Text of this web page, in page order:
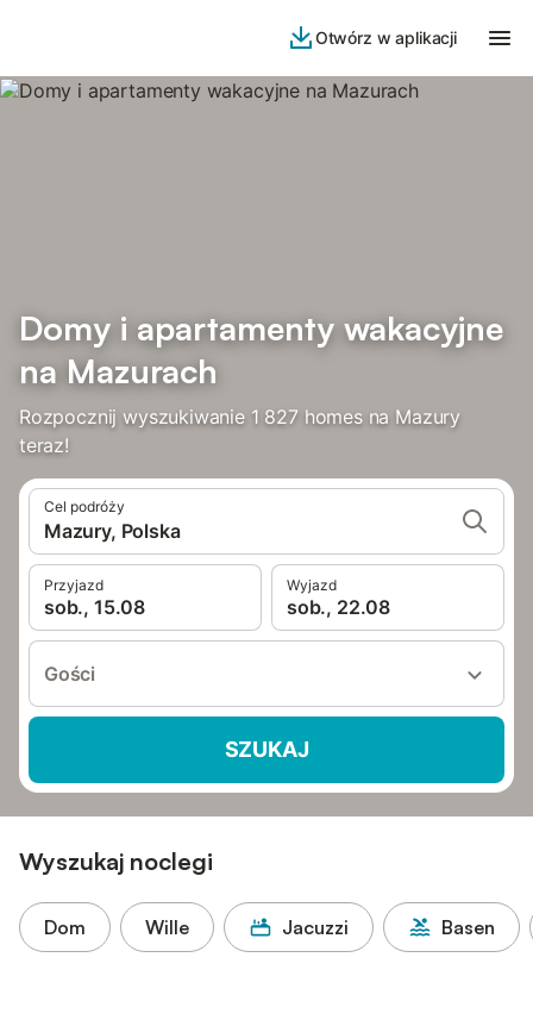
Otwórz w aplikacji
Domy i apartamenty wakacyjne
na Mazurach
Rozpocznij wyszukiwanie 1 827 homes na Mazury
teraz!
Cel podróży
Mazury, Polska
Przyjazd
sob., 15.08
Wyjazd
sob., 22.08
Gości
SZUKAJ
Wyszukaj noclegi
Dom Wille Jacuzzi Basen